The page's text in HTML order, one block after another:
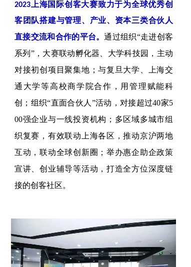
2023上海国际创客大赛致力于为全球优秀创
客团队搭建与管理、产业、资本三类合伙人
直接交流和合作的平台。通过组织“走进创客
系列”，大赛联动孵化器、大学科技园，主动
对接初创项目聚集地；与复旦大学、上海交
通大学等高校商学院合作，用管理赋能科
创；组织“直面合伙人”活动，对接超过40家5
00强企业与一线投资机构；多区域多城市组
织复赛，有效联动上海各区，推动京沪两地
互动，联动全球创新圈；举办惠企助企政策
宣讲、创业辅导等活动，打造全方位深度链
接的创客社区。